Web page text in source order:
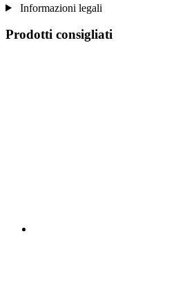
Informazioni legali
Prodotti consigliati